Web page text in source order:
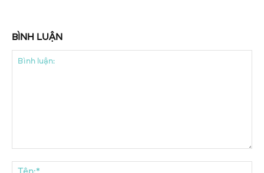
BÌNH LUẬN
luận: